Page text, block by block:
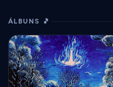
ÁLBUNS 🎵